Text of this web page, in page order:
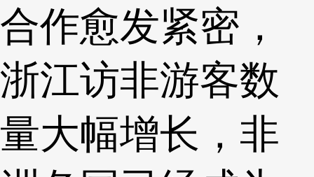
合作愈发紧密，
浙江访非游客数
量大幅增长，非